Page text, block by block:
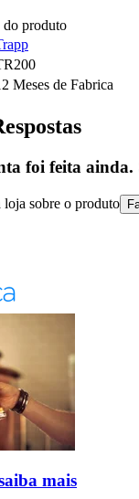
do produto
Meses de Fabrica
foi feita ainda.
loja sobre o produto
mais